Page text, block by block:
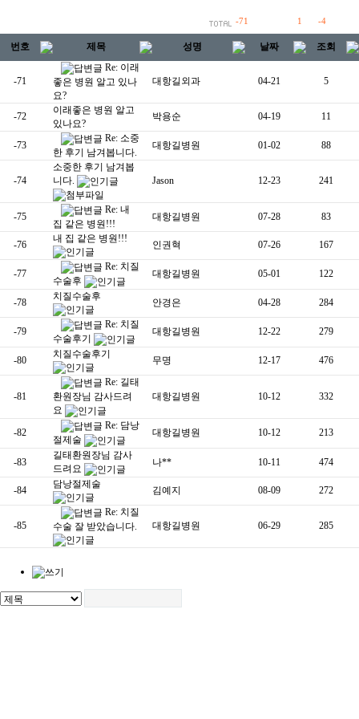
-71 1 -4
번호 제목 성명 날짜 조회
-71
Re: 이래
좋은 병원 알고 있나
요?
대항길외과 04-21 5
-72
이래좋은 병원 알고
있나요?
박용순 04-19 11
-73
Re: 소중
한 후기 남겨봅니다.
대항길병원 01-02 88
-74
소중한 후기 남겨봅
니다.
Jason 12-23 241
-75
Re: 내
집 같은 병원!!!
대항길병원 07-28 83
-76
내 집 같은 병원!!!
인권혁 07-26 167
-77
Re: 치질
수술후
대항길병원 05-01 122
-78
치질수술후
안경은 04-28 284
-79
Re: 치질
수술후기
대항길병원 12-22 279
-80
치질수술후기
무명 12-17 476
-81
Re: 길태
환원장님 감사드려
요
대항길병원 10-12 332
-82
Re: 담낭
절제술
대항길병원 10-12 213
-83
길태환원장님 감사
드려요
나** 10-11 474
-84
담낭절제술
김예지 08-09 272
-85
Re: 치질
수술 잘 받았습니다.
대항길병원 06-29 285